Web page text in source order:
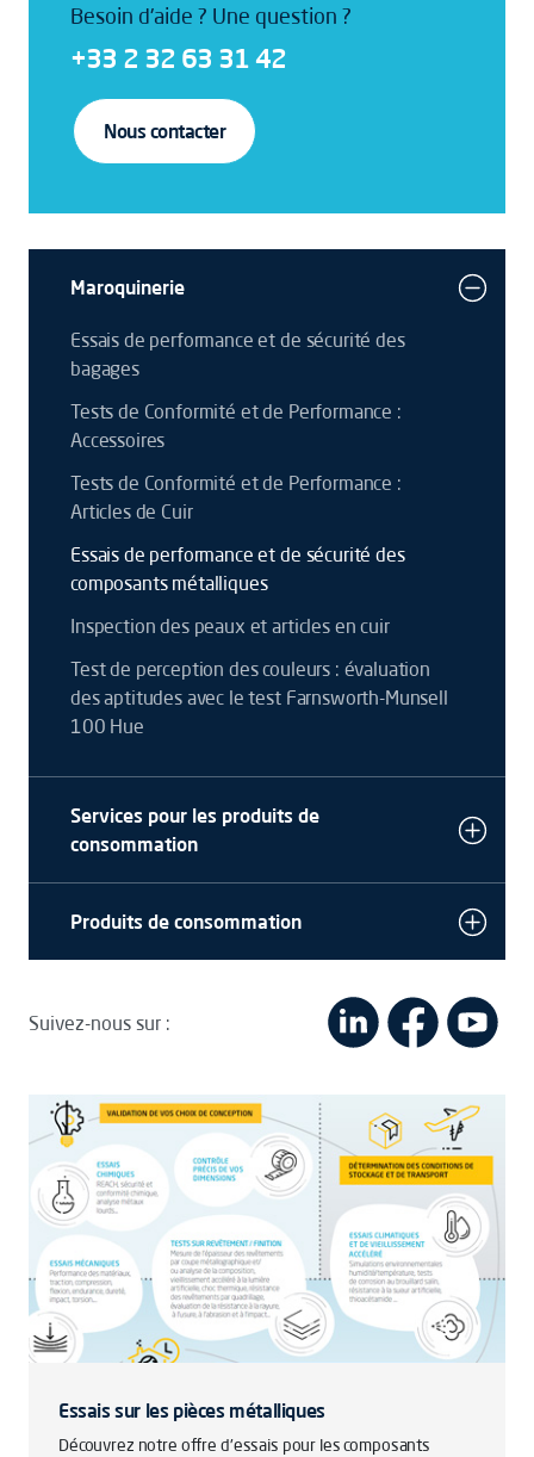
Besoin d'aide ? Une question ?
+33 2 32 63 31 42
Nous contacter
Maroquinerie
Essais de performance et de sécurité des
bagages
Tests de Conformité et de Performance :
Accessoires
Tests de Conformité et de Performance :
Articles de Cuir
Essais de performance et de sécurité des
composants métalliques
Inspection des peaux et articles en cuir
Test de perception des couleurs : évaluation
des aptitudes avec le test Farnsworth-Munsell
100 Hue
Services pour les produits de
consommation
Produits de consommation
Suivez-nous sur :
Essais sur les pièces métalliques
Découvrez notre offre d'essais pour les composants